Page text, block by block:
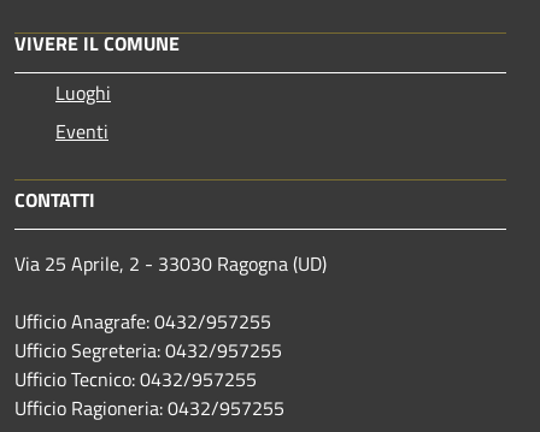
VIVERE IL COMUNE
Luoghi
Eventi
CONTATTI
Via 25 Aprile, 2 - 33030 Ragogna (UD)
Ufficio Anagrafe: 0432/957255
Ufficio Segreteria: 0432/957255
Ufficio Tecnico: 0432/957255
Ufficio Ragioneria: 0432/957255